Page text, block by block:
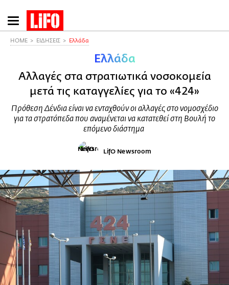
Παράκαμψη
προς
HOME ΕΙΔΗΣΕΙΣ Ελλάδα
Ελλάδα
Αλλαγές στα στρατιωτικά νοσοκομεία
μετά τις καταγγελίες για το «424»
Πρόθεση Δένδια είναι να ενταχθούν οι αλλαγές στο νομοσχέδιο
για τα στρατόπεδα που αναμένεται να κατατεθεί στη Βουλή το
επόμενο διάστημα
LifO Newsroom